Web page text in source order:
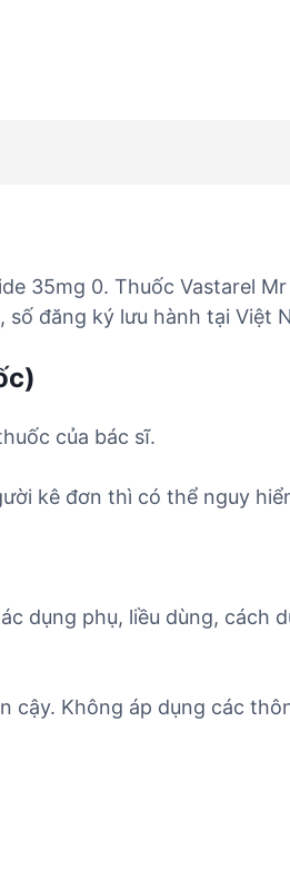
35mg 0. Thuốc Vastarel
đăng ký lưu hành tại Việt
của bác sĩ.
kê đơn thì có thể nguy
dụng phụ, liều dùng, cách
Không áp dụng các